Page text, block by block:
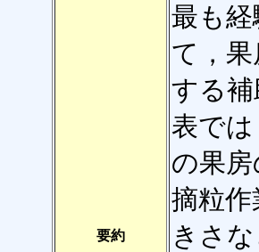
要約
最も
て，
する
表で
の果
摘粒
きさ